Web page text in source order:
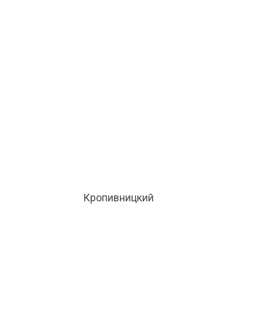
Кропивницкий